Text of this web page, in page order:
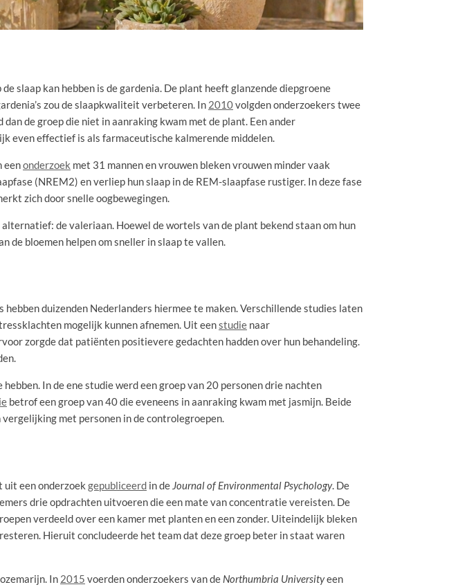
slaap kan hebben is de gardenia. De plant heeft glanzende diepgroene
zou de slaapkwaliteit verbeteren. In 2010volgden onderzoekers twee
de groep die niet in aanraking kwam met de plant. Een ander
even effectief is als farmaceutische kalmerende middelen.
eenonderzoek met 31 mannen en vrouwen bleken vrouwen minder vaak
(NREM2) en verliep hun slaap in de REM-slaapfase rustiger. In deze fase
zich door snelle oogbewegingen.
de valeriaan. Hoewel de wortels van de plant bekend staan om hun
de bloemen helpen om sneller in slaap te vallen.
duizenden Nederlanders hiermee te maken. Verschillende studies laten
mogelijk kunnen afnemen. Uit eenstudie naar
zorgde dat patiënten positievere gedachten hadden over hun behandeling.
In de ene studie werd een groep van 20 personen drie nachten
betrof een groep van 40 die eveneens in aanraking kwam met jasmijn. Beide
met personen in de controlegroepen.
uit een onderzoek gepubliceerd in de Journal of Environmental Psychology. De
drie opdrachten uitvoeren die een mate van concentratie vereisten. De
verdeeld over een kamer met planten en een zonder. Uiteindelijk bleken
Hieruit concludeerde het team dat deze groep beter in staat waren
In 2015 voerden onderzoekers van de Northumbria Universityeen